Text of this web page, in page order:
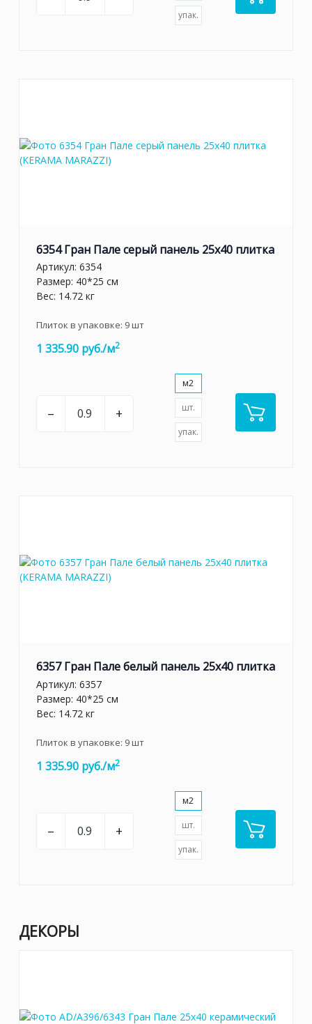
упак.
6354 Гран Пале серый панель 25x40 плитка
Артикул: 6354
Размер: 40*25 см
Вес: 14.72 кг
Плиток в упаковке: 9шт
1 335.90 руб./м2
– +
м2
шт.
упак.
6357 Гран Пале белый панель 25x40 плитка
Артикул: 6357
Размер: 40*25 см
Вес: 14.72 кг
Плиток в упаковке: 9шт
1 335.90 руб./м2
– +
м2
шт.
упак.
ДЕКОРЫ